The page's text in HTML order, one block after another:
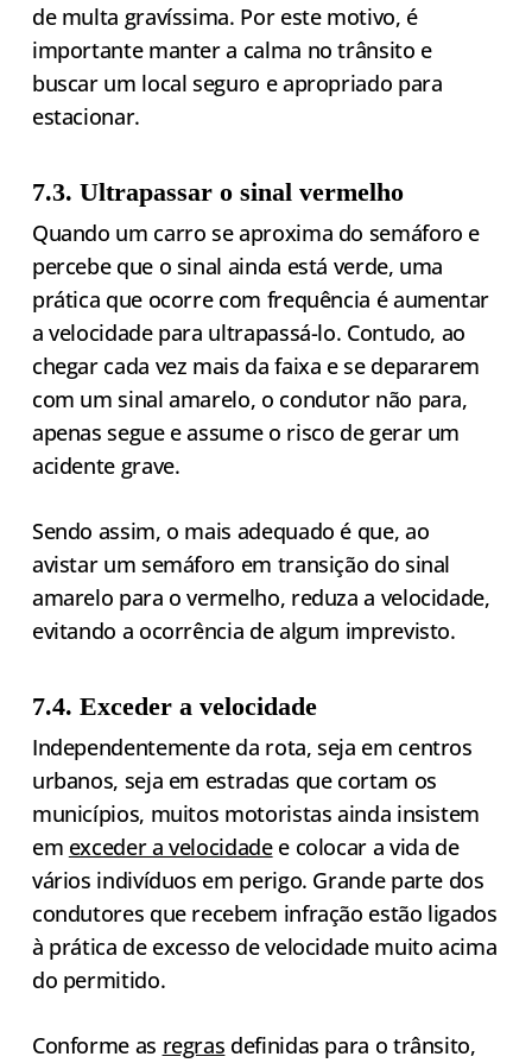
de multa gravíssima. Por este motivo, é
importante manter a calma no trânsito e
buscar um local seguro e apropriado para
estacionar.
7.3. Ultrapassar o sinal vermelho
Quando um carro se aproxima do semáforo e
percebe que o sinal ainda está verde, uma
prática que ocorre com frequência é aumentar
a velocidade para ultrapassá-lo. Contudo, ao
chegar cada vez mais da faixa e se depararem
com um sinal amarelo, o condutor não para,
apenas segue e assume o risco de gerar um
acidente grave.
Sendo assim, o mais adequado é que, ao
avistar um semáforo em transição do sinal
amarelo para o vermelho, reduza a velocidade,
evitando a ocorrência de algum imprevisto.
7.4. Exceder a velocidade
Independentemente da rota, seja em centros
urbanos, seja em estradas que cortam os
municípios, muitos motoristas ainda insistem
em exceder a velocidadee colocar a vida de
vários indivíduos em perigo. Grande parte dos
condutores que recebem infração estão ligados
à prática de excesso de velocidade muito acima
do permitido.
Conforme as regras definidas para o trânsito,